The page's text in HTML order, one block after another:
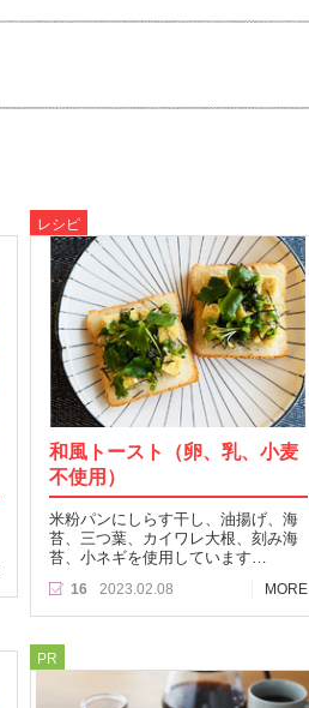
レシピ
和風トースト（卵、乳、小麦
不使用）
米粉パンにしらす干し、油揚げ、海
苔、三つ葉、カイワレ大根、刻み海
苔、小ネギを使用しています…
16 2023.02.08 MORE
PR